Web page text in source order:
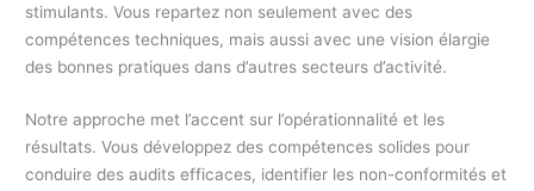
stimulants. Vous repartez non seulement avec des
compétences techniques, mais aussi avec une vision élargie
des bonnes pratiques dans d’autres secteurs d’activité.
Notre approche met l’accent sur l’opérationnalité et les
résultats. Vous développez des compétences solides pour
conduire des audits efficaces, identifier les non-conformités et